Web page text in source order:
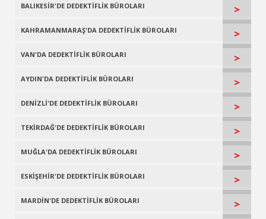
BALIKESİR'DE DEDEKTİFLİK BÜROLARI >
KAHRAMANMARAŞ'DA DEDEKTİFLİK BÜROLARI >
VAN'DA DEDEKTİFLİK BÜROLARI >
AYDIN'DA DEDEKTİFLİK BÜROLARI >
DENİZLİ'DE DEDEKTİFLİK BÜROLARI >
TEKİRDAĞ'DE DEDEKTİFLİK BÜROLARI >
MUĞLA'DA DEDEKTİFLİK BÜROLARI >
ESKİŞEHİR'DE DEDEKTİFLİK BÜROLARI >
MARDİN'DE DEDEKTİFLİK BÜROLARI >